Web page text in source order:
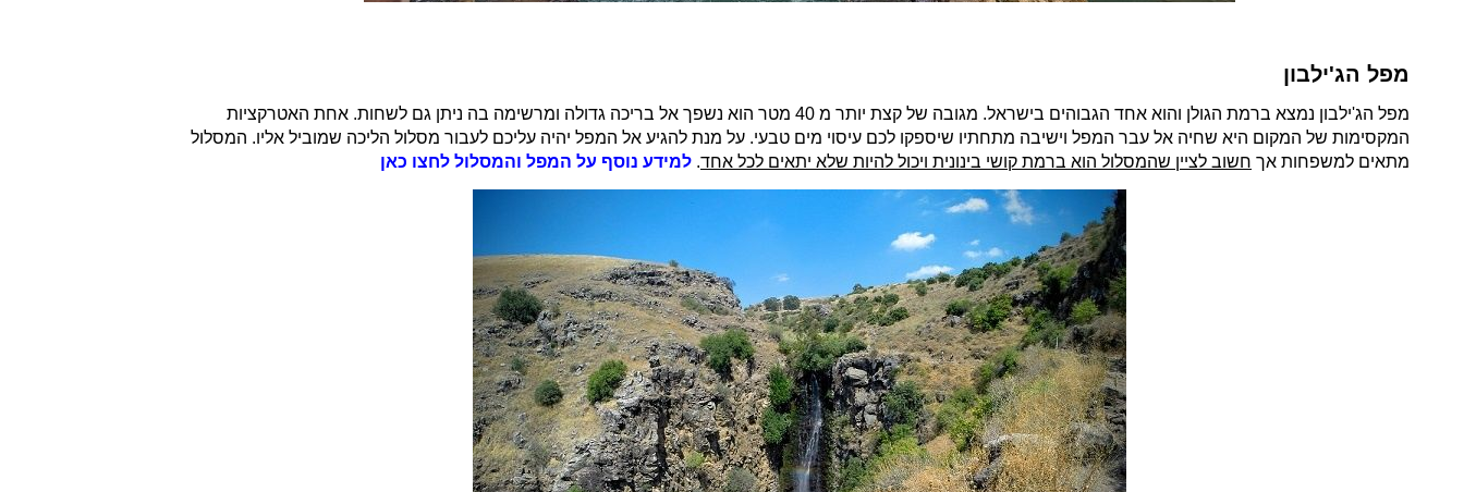
מפל הג'ילבון
מפל הג'ילבון נמצא ברמת הגולן והוא אחד הגבוהים בישראל. מגובה של קצת יותר מ 40 מטר הוא נשפך אל בריכה גדולה ומרשימה בה ניתן גם לשחות. אחת האטרקציות
המקסימות של המקום היא שחיה אל עבר המפל וישיבה מתחתיו שיספקו לכם עיסוי מים טבעי. על מנת להגיע אל המפל יהיה עליכם לעבור מסלול הליכה שמוביל אליו. המסלול
מתאים למשפחות אך חשוב לציין שהמסלול הוא ברמת קושי בינונית ויכול להיות שלא יתאים לכל אחד. למידע נוסף על המפל והמסלול לחצו כאן